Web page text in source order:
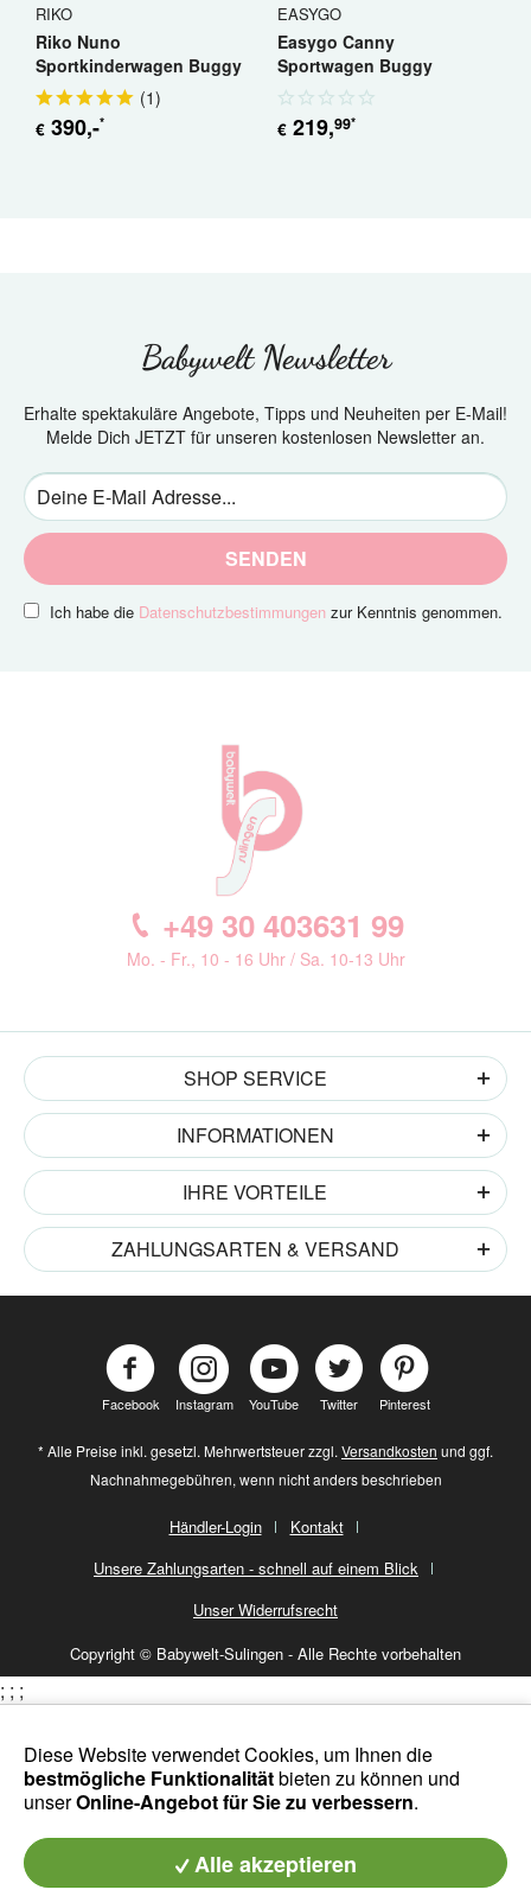
RIKO
Riko Nuno
Sportkinderwagen Buggy
Jogger
(1)
€ 390,-*
EASYGO
Easygo Canny
Sportwagen Buggy
€ 219,99*
Babywelt Newsletter
Erhalte spektakuläre Angebote, Tipps und Neuheiten per E-Mail!
Melde Dich JETZT für unseren kostenlosen Newsletter an.
SENDEN
Ich habe die Datenschutzbestimmungen zur Kenntnis genommen.
+49 30 403631 99
Mo. - Fr., 10 - 16 Uhr / Sa. 10-13 Uhr
SHOP SERVICE
INFORMATIONEN
IHRE VORTEILE
ZAHLUNGSARTEN & VERSAND
Facebook Instagram YouTube Twitter Pinterest
* Alle Preise inkl. gesetzl. Mehrwertsteuer zzgl. Versandkosten und ggf.
Nachnahmegebühren, wenn nicht anders beschrieben
Händler-Login
Kontakt
Unsere Zahlungsarten - schnell auf einem Blick
Unser Widerrufsrecht
Copyright © Babywelt-Sulingen - Alle Rechte vorbehalten
Diese Website verwendet Cookies, um Ihnen die
bestmögliche Funktionalitätbieten zu können und
unserOnline-Angebot für Sie zu verbessern.
Alle akzeptieren
; ; ;